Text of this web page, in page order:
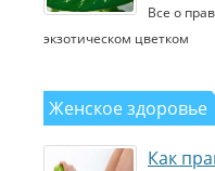
Все о
экзотическом цветком
Женское здоровье
Как